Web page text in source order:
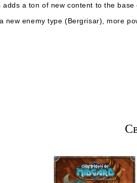
adds a ton of new content to the
new enemy type (Bergrisar), more